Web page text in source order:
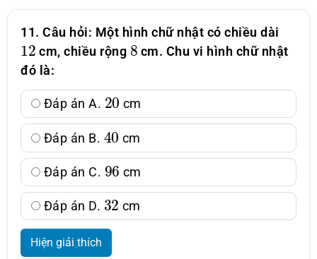
11. Câu hỏi: Một hình chữ nhật có chiều dài
12
cm, chiều rộng
8
cm. Chu vi hình chữ nhật
đó là:
Đáp án A.
20
cm
Đáp án B.
40
cm
Đáp án C.
96
cm
Đáp án D.
32
cm
Hiện giải thích